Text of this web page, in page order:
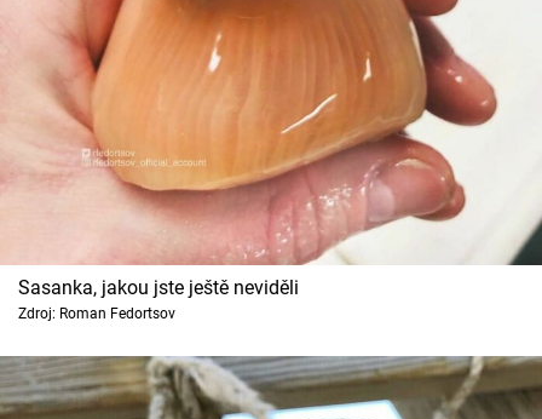
Sasanka, jakou jste ještě neviděli
Zdroj: Roman Fedortsov